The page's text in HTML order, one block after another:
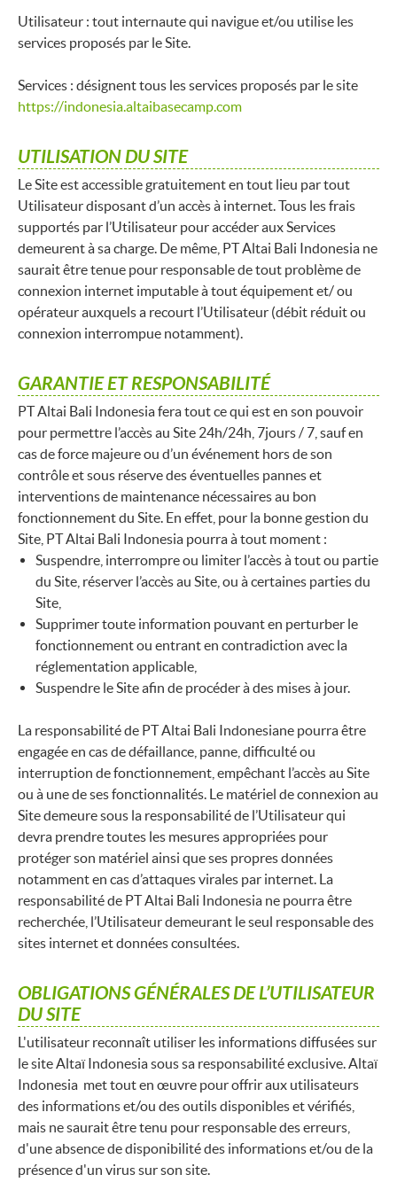
Utilisateur : tout internaute qui navigue et/ou utilise les
services proposés par le Site.
Services : désignent tous les services proposés par le site
https://indonesia.altaibasecamp.com
UTILISATION DU SITE
Le Site est accessible gratuitement en tout lieu par tout
Utilisateur disposant d’un accès à internet. Tous les frais
supportés par l’Utilisateur pour accéder aux Services
demeurent à sa charge. De même, PT Altai Bali Indonesia ne
saurait être tenue pour responsable de tout problème de
connexion internet imputable à tout équipement et/ ou
opérateur auxquels a recourt l’Utilisateur (débit réduit ou
connexion interrompue notamment).
GARANTIE ET RESPONSABILITÉ
PT Altai Bali Indonesia fera tout ce qui est en son pouvoir
pour permettre l’accès au Site 24h/24h, 7jours / 7, sauf en
cas de force majeure ou d’un événement hors de son
contrôle et sous réserve des éventuelles pannes et
interventions de maintenance nécessaires au bon
fonctionnement du Site. En effet, pour la bonne gestion du
Site, PT Altai Bali Indonesia pourra à tout moment :
Suspendre, interrompre ou limiter l’accès à tout ou partie
du Site, réserver l’accès au Site, ou à certaines parties du
Site,
Supprimer toute information pouvant en perturber le
fonctionnement ou entrant en contradiction avec la
réglementation applicable,
Suspendre le Site afin de procéder à des mises à jour.
La responsabilité de PT Altai Bali Indonesiane pourra être
engagée en cas de défaillance, panne, difficulté ou
interruption de fonctionnement, empêchant l’accès au Site
ou à une de ses fonctionnalités. Le matériel de connexion au
Site demeure sous la responsabilité de l’Utilisateur qui
devra prendre toutes les mesures appropriées pour
protéger son matériel ainsi que ses propres données
notamment en cas d’attaques virales par internet. La
responsabilité de PT Altai Bali Indonesia ne pourra être
recherchée, l’Utilisateur demeurant le seul responsable des
sites internet et données consultées.
OBLIGATIONS GÉNÉRALES DE L’UTILISATEUR
DU SITE
L'utilisateur reconnaît utiliser les informations diffusées sur
le site Altaï Indonesia sous sa responsabilité exclusive. Altaï
Indonesia met tout en œuvre pour offrir aux utilisateurs
des informations et/ou des outils disponibles et vérifiés,
mais ne saurait être tenu pour responsable des erreurs,
d'une absence de disponibilité des informations et/ou de la
présence d'un virus sur son site.